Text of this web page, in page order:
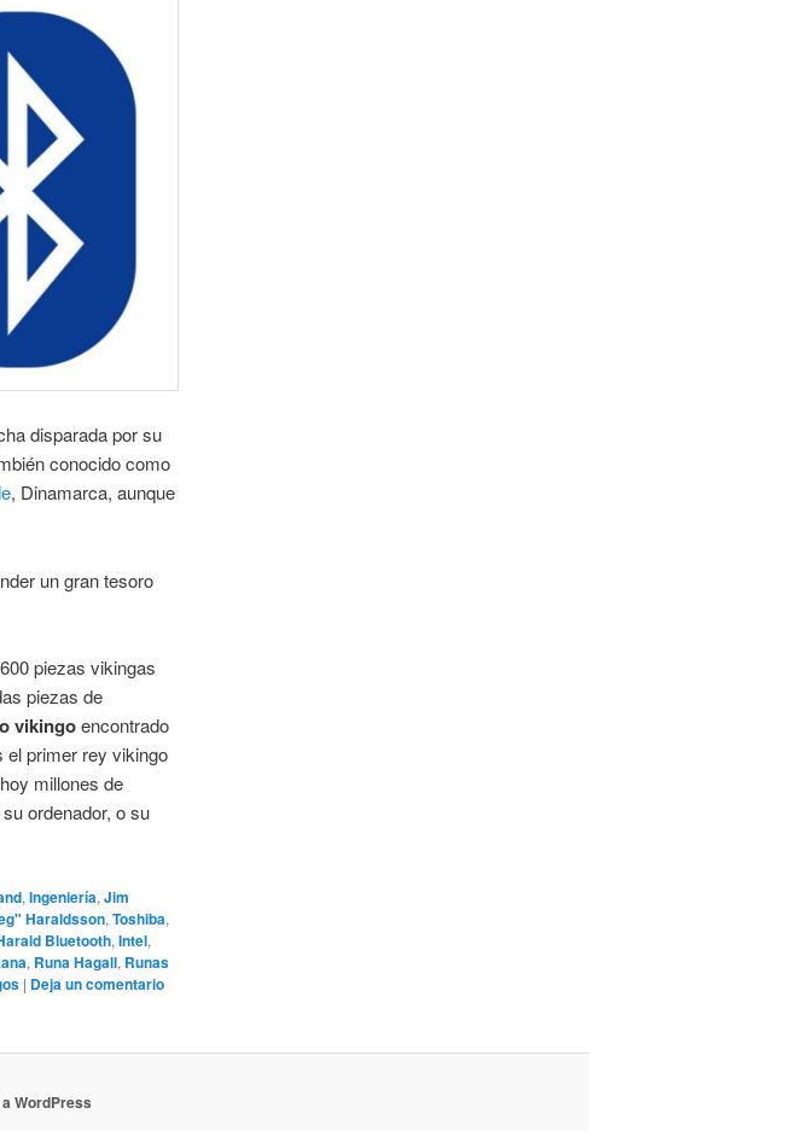
disparada por su
conocido como
, Dinamarca, aunque
un gran tesoro
piezas vikingas
piezas de
vikingoencontrado
el primer rey vikingo
millones de
ordenador, o su
, Ingeniería, Jim
Haraldsson, Toshiba,
Bluetooth, Intel,
, Runa Hagall, Runas
| Deja un comentario
WordPress